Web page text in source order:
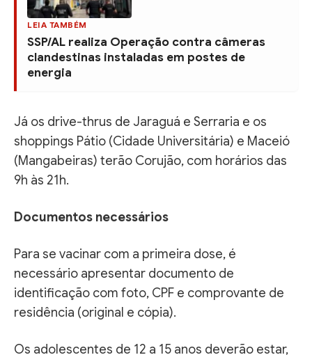
LEIA TAMBÉM
SSP/AL realiza Operação contra câmeras
clandestinas instaladas em postes de
energia
Já os drive-thrus de Jaraguá e Serraria e os
shoppings Pátio (Cidade Universitária) e Maceió
(Mangabeiras) terão Corujão, com horários das
9h às 21h.
Documentos necessários
Para se vacinar com a primeira dose, é
necessário apresentar documento de
identificação com foto, CPF e comprovante de
residência (original e cópia).
Os adolescentes de 12 a 15 anos deverão estar,